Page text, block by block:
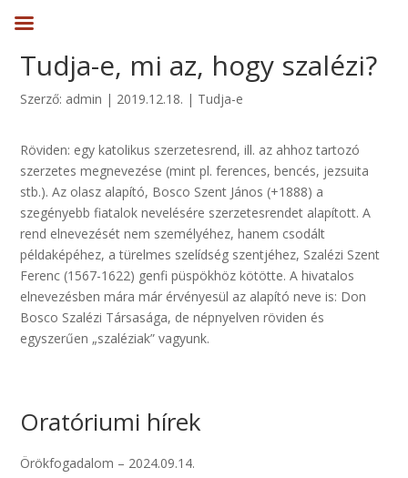
Tudja-e, mi az, hogy szalézi?
Szerző: admin | 2019.12.18. | Tudja-e
Röviden: egy katolikus szerzetesrend, ill. az ahhoz tartozó
szerzetes megnevezése (mint pl. ferences, bencés, jezsuita
stb.). Az olasz alapító, Bosco Szent János (+1888) a
szegényebb fiatalok nevelésére szerzetesrendet alapított. A
rend elnevezését nem személyéhez, hanem csodált
példaképéhez, a türelmes szelídség szentjéhez, Szalézi Szent
Ferenc (1567-1622) genfi püspökhöz kötötte. A hivatalos
elnevezésben mára már érvényesül az alapító neve is: Don
Bosco Szalézi Társasága, de népnyelven röviden és
egyszerűen „szaléziak” vagyunk.
Oratóriumi hírek
Örökfogadalom – 2024.09.14.